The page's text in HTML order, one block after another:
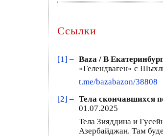
Ссылки
[1] – Baza / В
«Гелендваген» с
t.me/bazabazon/38808
[2] – Тела скончавшихся
01.07.2025
Тела Зияддина и
Азербайджан. Там